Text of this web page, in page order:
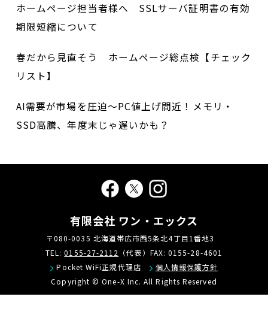
ホームページ担当者様へ SSLサーバ証明書の有効
期限短縮について
春だから見直そう ホームページ総点検【チェック
リスト】
AI需要が市場を圧迫～PC値上げ間近！メモリ・
SSD高騰、年度末じゃ遅いかも？
有限会社 ワン・エックス
〒080-0035 北海道帯広市西5条北4丁目1番地3
TEL:0155-27-2112 （代表）FAX: 0155-28-4601
Copyright © One-X Inc. All Rights Reserved
Pocket WiFi正規代理店 個人情報保護方針